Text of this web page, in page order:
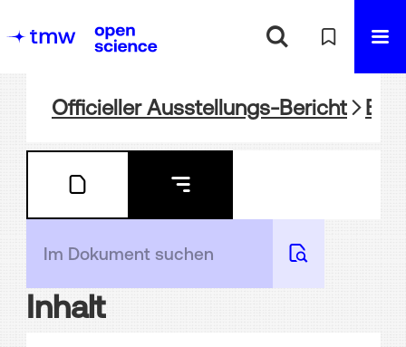
Officieller Ausstellungs-Bericht
Inhalt